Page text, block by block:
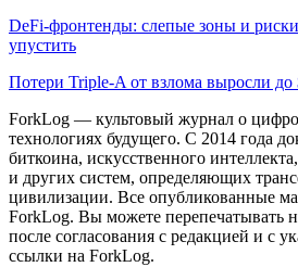
DeFi-фронтенды: слепые зоны и
упустить
Потери Triple-A от взлома выросли до
ForkLog — культовый журнал о
технологиях будущего. С 2014 года
биткоина, искусственного
и других систем, определяющих
цивилизации. Все опубликованные
ForkLog. Вы можете перепечатывать
после согласования с редакцией и с
ссылки на ForkLog.